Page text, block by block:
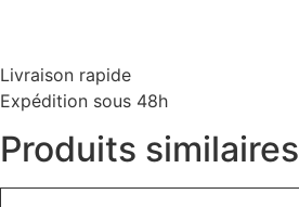
Livraison rapide
Expédition sous 48h
Produits similaires